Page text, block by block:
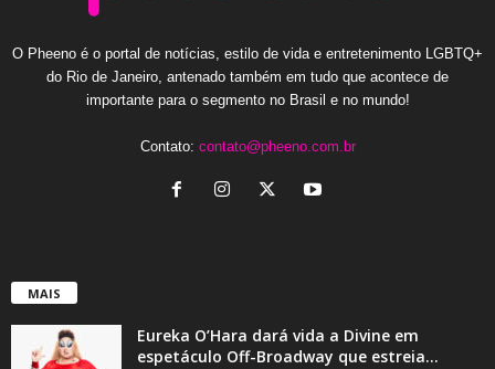
O Pheeno é o portal de notícias, estilo de vida e entretenimento LGBTQ+
do Rio de Janeiro, antenado também em tudo que acontece de
importante para o segmento no Brasil e no mundo!
Contato: contato@pheeno.com.br
MAIS
Eureka O’Hara dará vida a Divine em
espetáculo Off-Broadway que estreia...